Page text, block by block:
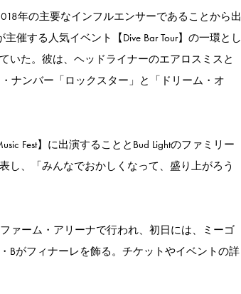
年の主要なインフルエンサーであることから出
催する人気イベント【Dive Bar Tour】の一環とし
いた。彼は、ヘッドライナーのエアロスミスと
ナンバー「ロックスター」と「ドリーム・オ
Fest】に出演することとBud Lightのファミリー
し、「みんなでおかしくなって、盛り上がろう
ァーム・アリーナで行われ、初日には、ミーゴ
Bがフィナーレを飾る。チケットやイベントの詳